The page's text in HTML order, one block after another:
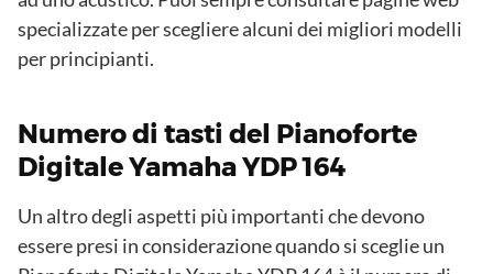
specializzate per scegliere alcuni dei migliori modelli
per principianti.
Numero di tasti del Pianoforte
Digitale Yamaha YDP 164
Un altro degli aspetti più importanti che devono
essere presi in considerazione quando si sceglie un